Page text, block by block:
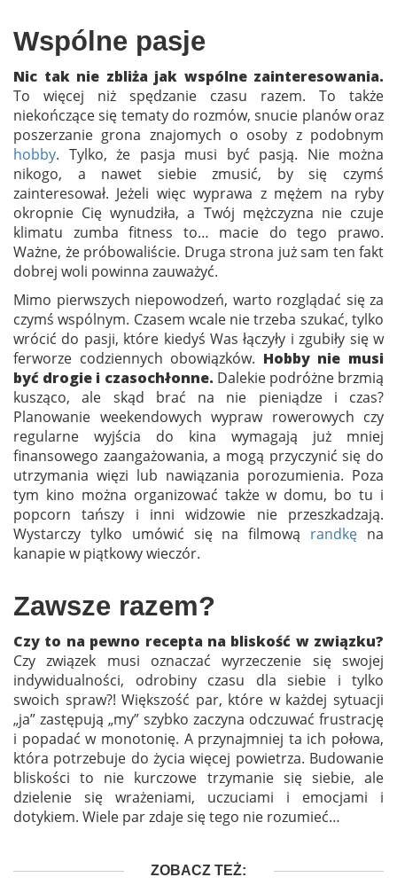
Wspólne pasje
Nic tak nie zbliża jak wspólne zainteresowania.
To więcej niż spędzanie czasu razem. To także
niekończące się tematy do rozmów, snucie planów oraz
poszerzanie grona znajomych o osoby z podobnym
hobby. Tylko, że pasja musi być pasją. Nie można
nikogo, a nawet siebie zmusić, by się czymś
zainteresował. Jeżeli więc wyprawa z mężem na ryby
okropnie Cię wynudziła, a Twój mężczyzna nie czuje
klimatu zumba fitness to… macie do tego prawo.
Ważne, że próbowaliście. Druga strona już sam ten fakt
dobrej woli powinna zauważyć.
Mimo pierwszych niepowodzeń, warto rozglądać się za
czymś wspólnym. Czasem wcale nie trzeba szukać, tylko
wrócić do pasji, które kiedyś Was łączyły i zgubiły się w
ferworze codziennych obowiązków. Hobby nie musi
być drogie i czasochłonne. Dalekie podróżne brzmią
kusząco, ale skąd brać na nie pieniądze i czas?
Planowanie weekendowych wypraw rowerowych czy
regularne wyjścia do kina wymagają już mniej
finansowego zaangażowania, a mogą przyczynić się do
utrzymania więzi lub nawiązania porozumienia. Poza
tym kino można organizować także w domu, bo tu i
popcorn tańszy i inni widzowie nie przeszkadzają.
Wystarczy tylko umówić się na filmową randkę na
kanapie w piątkowy wieczór.
Zawsze razem?
Czy to na pewno recepta na bliskość w związku?
Czy związek musi oznaczać wyrzeczenie się swojej
indywidualności, odrobiny czasu dla siebie i tylko
swoich spraw?! Większość par, które w każdej sytuacji
„ja” zastępują „my” szybko zaczyna odczuwać frustrację
i popadać w monotonię. A przynajmniej ta ich połowa,
która potrzebuje do życia więcej powietrza. Budowanie
bliskości to nie kurczowe trzymanie się siebie, ale
dzielenie się wrażeniami, uczuciami i emocjami i
dotykiem. Wiele par zdaje się tego nie rozumieć…
ZOBACZ TEŻ: